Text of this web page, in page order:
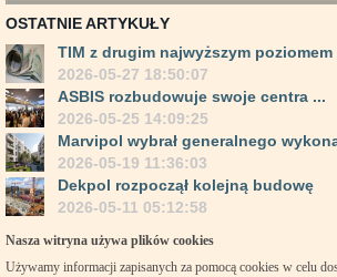
OSTATNIE ARTYKUŁY
TIM z drugim najwyższym poziomem
2026-05-27 18:50:07
ASBIS rozbudowuje swoje centra ...
2026-05-25 14:09:25
Marvipol wybrał generalnego
2026-05-19 11:36:03
Dekpol rozpoczął kolejną budowę
2026-05-11 05:12:58
Nasza witryna używa plików cookies
Używamy informacji zapisanych za pomocą cookies w celu